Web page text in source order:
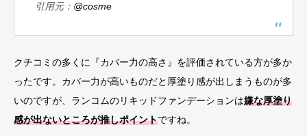
引用元： @cosme
クチコミの多くに『カバー力の高さ』を評価されている方が多か
ったです。カバー力が高いものだと厚塗り感が出しまうものが多
いのですが、ランコムのリキッドファンデーションは嫌な厚塗り
感が出ないところが推しポイントですね。